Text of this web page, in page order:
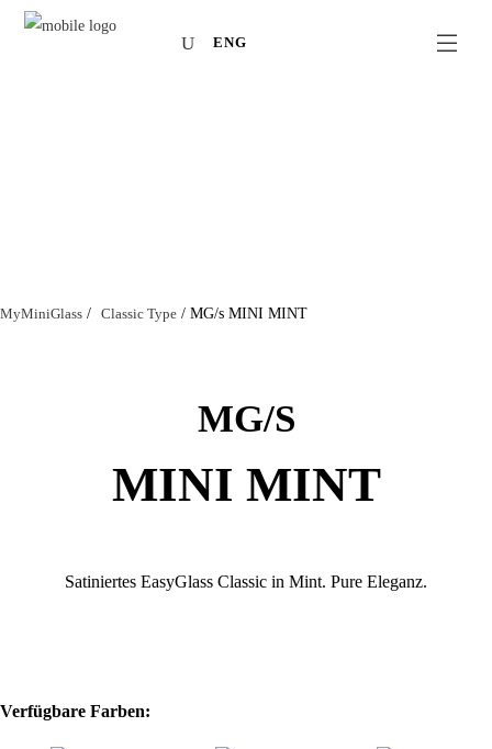
ENG
MyMiniGlass / Classic Type / MG/s MINI MINT
MG/S
MINI MINT
Satiniertes EasyGlass Classic in Mint. Pure Eleganz.
Verfügbare Farben: